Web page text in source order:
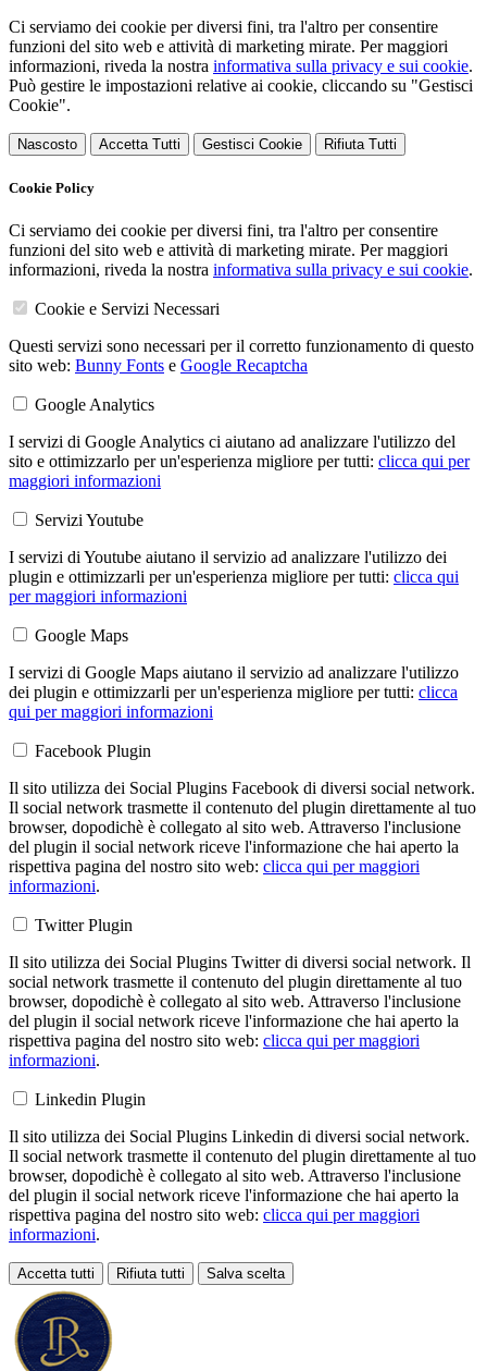
Ci serviamo dei cookie per diversi fini, tra l'altro per consentire
funzioni del sito web e attività di marketing mirate. Per maggiori
informazioni, riveda la nostra informativa sulla privacy e sui cookie.
Può gestire le impostazioni relative ai cookie, cliccando su "Gestisci
Cookie".
Nascosto Accetta Tutti Gestisci Cookie Rifiuta Tutti
Cookie Policy
Ci serviamo dei cookie per diversi fini, tra l'altro per consentire
funzioni del sito web e attività di marketing mirate. Per maggiori
informazioni, riveda la nostra informativa sulla privacy e sui cookie.
Cookie e Servizi Necessari
Questi servizi sono necessari per il corretto funzionamento di questo
sito web: Bunny Fonts e Google Recaptcha
Google Analytics
I servizi di Google Analytics ci aiutano ad analizzare l'utilizzo del
sito e ottimizzarlo per un'esperienza migliore per tutti: clicca qui per
maggiori informazioni
Servizi Youtube
I servizi di Youtube aiutano il servizio ad analizzare l'utilizzo dei
plugin e ottimizzarli per un'esperienza migliore per tutti: clicca qui
per maggiori informazioni
Google Maps
I servizi di Google Maps aiutano il servizio ad analizzare l'utilizzo
dei plugin e ottimizzarli per un'esperienza migliore per tutti: clicca
qui per maggiori informazioni
Facebook Plugin
Il sito utilizza dei Social Plugins Facebook di diversi social network.
Il social network trasmette il contenuto del plugin direttamente al tuo
browser, dopodichè è collegato al sito web. Attraverso l'inclusione
del plugin il social network riceve l'informazione che hai aperto la
rispettiva pagina del nostro sito web: clicca qui per maggiori
informazioni.
Twitter Plugin
Il sito utilizza dei Social Plugins Twitter di diversi social network. Il
social network trasmette il contenuto del plugin direttamente al tuo
browser, dopodichè è collegato al sito web. Attraverso l'inclusione
del plugin il social network riceve l'informazione che hai aperto la
rispettiva pagina del nostro sito web: clicca qui per maggiori
informazioni.
Linkedin Plugin
Il sito utilizza dei Social Plugins Linkedin di diversi social network.
Il social network trasmette il contenuto del plugin direttamente al tuo
browser, dopodichè è collegato al sito web. Attraverso l'inclusione
del plugin il social network riceve l'informazione che hai aperto la
rispettiva pagina del nostro sito web: clicca qui per maggiori
informazioni.
Accetta tutti Rifiuta tutti Salva scelta
Loading...